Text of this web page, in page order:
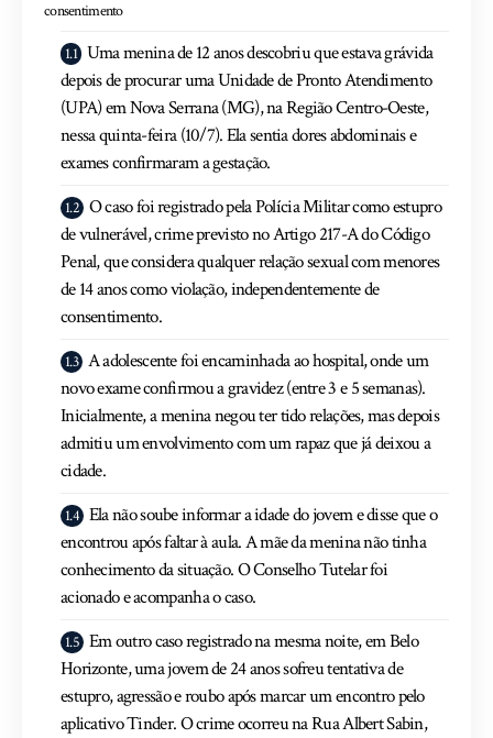
consentimento
Uma menina de 12 anos descobriu que estava grávida
depois de procurar uma Unidade de Pronto Atendimento
(UPA) em Nova Serrana (MG), na Região Centro-Oeste,
nessa quinta-feira (10/7). Ela sentia dores abdominais e
exames confirmaram a gestação.
O caso foi registrado pela Polícia Militar como estupro
de vulnerável, crime previsto no Artigo 217-A do Código
Penal, que considera qualquer relação sexual com menores
de 14 anos como violação, independentemente de
consentimento.
A adolescente foi encaminhada ao hospital, onde um
novo exame confirmou a gravidez (entre 3 e 5 semanas).
Inicialmente, a menina negou ter tido relações, mas depois
admitiu um envolvimento com um rapaz que já deixou a
cidade.
Ela não soube informar a idade do jovem e disse que o
encontrou após faltar à aula. A mãe da menina não tinha
conhecimento da situação. O Conselho Tutelar foi
acionado e acompanha o caso.
Em outro caso registrado na mesma noite, em Belo
Horizonte, uma jovem de 24 anos sofreu tentativa de
estupro, agressão e roubo após marcar um encontro pelo
aplicativo Tinder. O crime ocorreu na Rua Albert Sabin,